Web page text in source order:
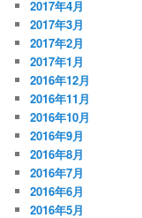
2017年4月
2017年3月
2017年2月
2017年1月
2016年12月
2016年11月
2016年10月
2016年9月
2016年8月
2016年7月
2016年6月
2016年5月